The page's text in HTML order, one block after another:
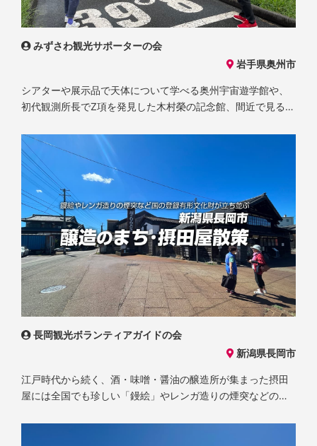
みずさわ観光サポーターの会
岩手県奥州市
シアターや展示品で天体について学べる奥州宇宙遊学館や、
初代観測所長でZ項を発見した木村榮の記念館、間近で見るこ
長岡観光ボランティアガイドの会
新潟県長岡市
江戸時代から続く、酒・味噌・醤油の醸造所が集まった摂田
屋には全国でも珍しい「鏝絵」やレンガ造りの煙突などの国